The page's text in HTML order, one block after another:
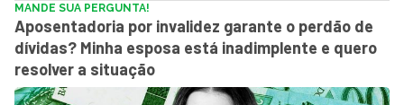
MANDE SUA PERGUNTA!
Aposentadoria por invalidez garante o perdão de
dívidas? Minha esposa está inadimplente e quero
resolver a situação